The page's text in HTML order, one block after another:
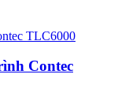
Contec